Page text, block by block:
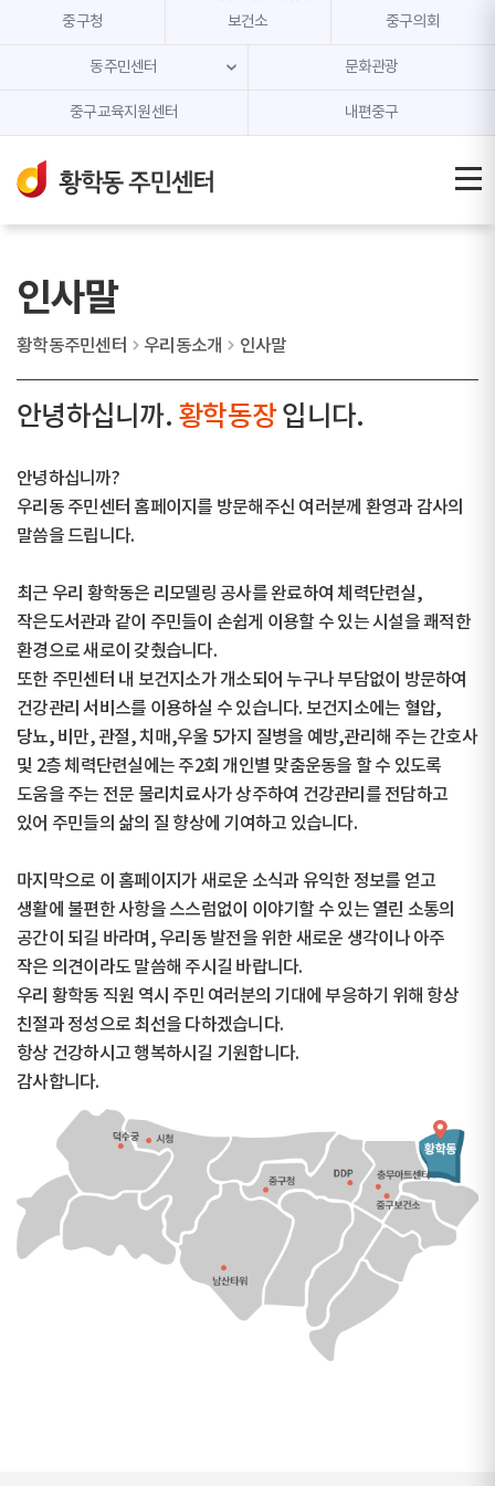
본문 내용 바로가기
주메뉴 바로가기
중구청 보건소 중구의회
동주민센터 문화관광
중구교육지원센터 내편중구
인사말
황학동주민센터 우리동소개 인사말
안녕하십니까. 황학동장입니다.
안녕하십니까?
우리동 주민센터 홈페이지를 방문해주신 여러분께 환영과 감사의
말씀을 드립니다.
최근 우리 황학동은 리모델링 공사를 완료하여 체력단련실,
작은도서관과 같이 주민들이 손쉽게 이용할 수 있는 시설을 쾌적한
환경으로 새로이 갖췄습니다.
또한 주민센터 내 보건지소가 개소되어 누구나 부담없이 방문하여
건강관리 서비스를 이용하실 수 있습니다. 보건지소에는 혈압,
당뇨, 비만, 관절, 치매,우울 5가지 질병을 예방,관리해 주는 간호사
및 2층 체력단련실에는 주2회 개인별 맞춤운동을 할 수 있도록
도움을 주는 전문 물리치료사가 상주하여 건강관리를 전담하고
있어 주민들의 삶의 질 향상에 기여하고 있습니다.
마지막으로 이 홈페이지가 새로운 소식과 유익한 정보를 얻고
생활에 불편한 사항을 스스럼없이 이야기할 수 있는 열린 소통의
공간이 되길 바라며, 우리동 발전을 위한 새로운 생각이나 아주
작은 의견이라도 말씀해 주시길 바랍니다.
우리 황학동 직원 역시 주민 여러분의 기대에 부응하기 위해 항상
친절과 정성으로 최선을 다하겠습니다.
항상 건강하시고 행복하시길 기원합니다.
감사합니다.